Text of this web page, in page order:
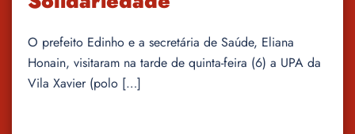
O prefeito Edinho e a secretária de Saúde, Eliana
Honain, visitaram na tarde de quinta-feira (6) a UPA da
Vila Xavier (polo […]